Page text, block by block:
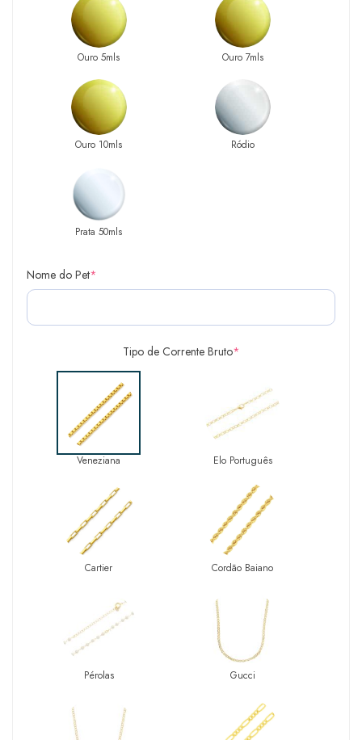
Ouro 5mls Ouro 7mls
Ouro 10mls Ródio
Prata 50mls
Nome do Pet*
Tipo de Corrente Bruto*
Veneziana Elo Português
Cartier Cordão Baiano
Pérolas Gucci